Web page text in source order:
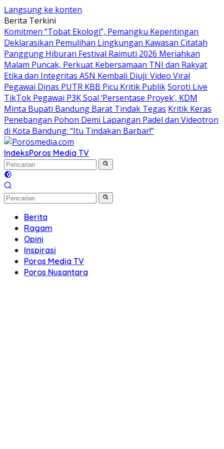
Langsung ke konten
Berita Terkini
Komitmen “Tobat Ekologi”, Pemangku Kepentingan
Deklarasikan Pemulihan Lingkungan Kawasan Citatah
Panggung Hiburan Festival Raimuti 2026 Meriahkan
Malam Puncak, Perkuat Kebersamaan TNI dan Rakyat
Etika dan Integritas ASN Kembali Diuji: Video Viral
Pegawai Dinas PUTR KBB Picu Kritik PublikSoroti Live
TikTok Pegawai P3K Soal ‘Persentase Proyek’, KDM
Minta Bupati Bandung Barat Tindak Tegas Kritik Keras
Penebangan Pohon Demi Lapangan Padel dan Videotron
di Kota Bandung: “Itu Tindakan Barbar!”
IndeksPoros Media TV
Berita
Ragam
Opini
Inspirasi
Poros Media TV
Poros Nusantara